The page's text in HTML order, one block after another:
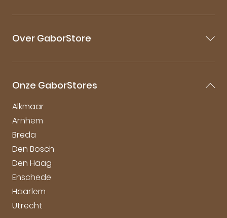
Onze GaborStores
Alkmaar
Arnhem
Breda
Den Bosch
Den Haag
Enschede
Haarlem
Utrecht
Contact
Bestellen & Bezorgen
Garantie & Klachten
Over GaborStore
Over Gabor
Onderhoudstips
Duurzaamheid bij Gabor